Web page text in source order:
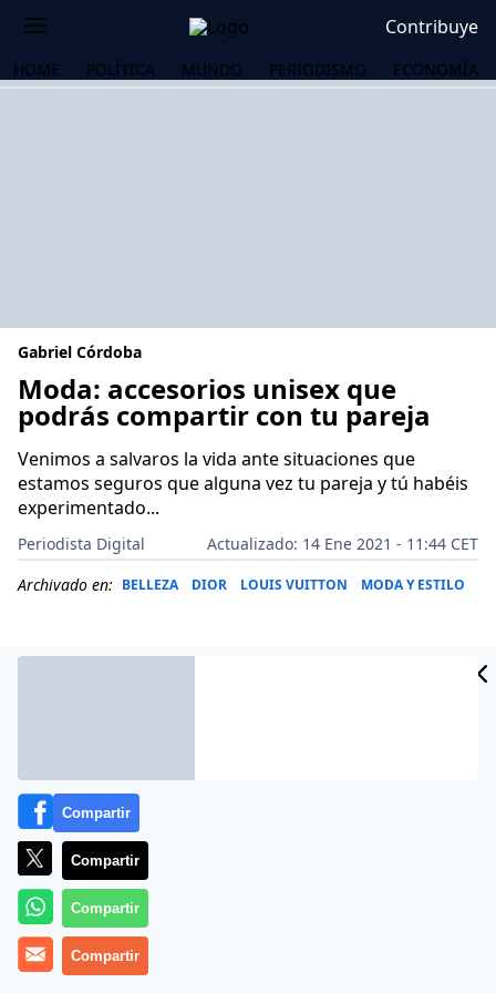
Contribuye
HOME POLÍTICA MUNDO PERIODISMO ECONOMÍA
Gabriel Córdoba
Moda: accesorios unisex que
podrás compartir con tu pareja
Venimos a salvaros la vida ante situaciones que
estamos seguros que alguna vez tu pareja y tú habéis
experimentado...
Periodista Digital
Actualizado: 14 Ene 2021 - 11:44 CET
Archivado en: BELLEZA DIOR LOUIS VUITTON MODA Y ESTILO
Más información
Compartir
Compartir
Compartir
Compartir